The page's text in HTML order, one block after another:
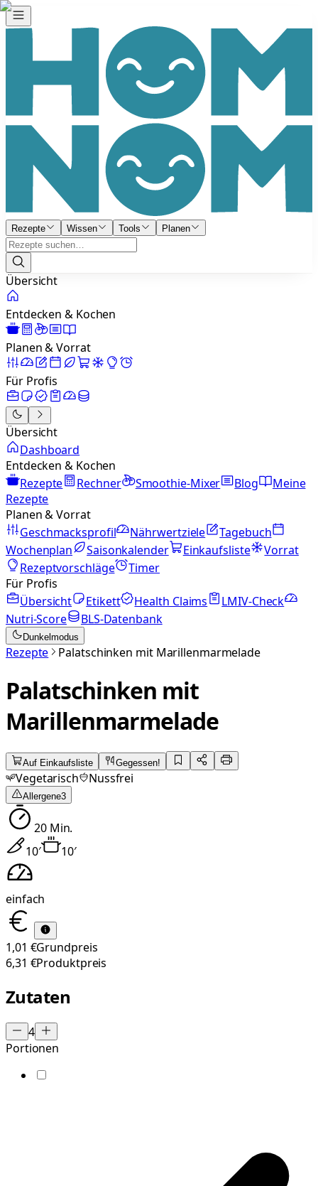
Rezepte Wissen Tools Planen
Übersicht
Entdecken & Kochen
Planen & Vorrat
Für Profis
Übersicht
Dashboard
Entdecken & Kochen
Rezepte
Rechner Smoothie-Mixer Blog
Meine
Rezepte
Planen & Vorrat
Geschmacksprofil
Nährwertziele
Tagebuch
Wochenplan
Saisonkalender Einkaufsliste
Vorrat
Rezeptvorschläge
Timer
Für Profis
Übersicht
Etikett Health Claims
LMIV-Check
Nutri-Score
BLS-Datenbank
Dunkelmodus
Rezepte Palatschinken mit Marillenmarmelade
Palatschinken mit
Marillenmarmelade
Auf Einkaufsliste Gegessen!
Vegetarisch Nussfrei
Allergene3
20Min.
10′ 10′
einfach
1,01 €Grundpreis
6,31 €Produktpreis
Zutaten
4
Portionen